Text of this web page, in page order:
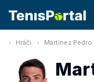
Hráči Martinez Pedro